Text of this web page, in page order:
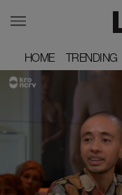
HOME
HOME TRENDING
TRENDING